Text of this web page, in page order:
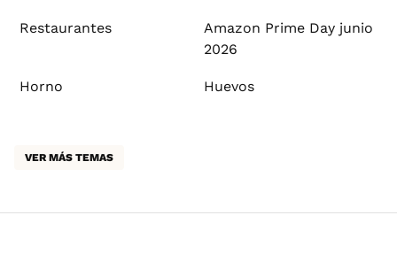
Restaurantes
Amazon Prime Day junio
2026
Horno Huevos
VER MÁS TEMAS